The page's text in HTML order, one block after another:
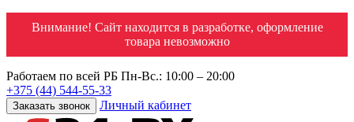
Внимание! Сайт находится в разработке, оформление
товара невозможно
Работаем по всей РБ Пн-Вс.: 10:00 – 20:00
+375 (44) 544-55-33
Заказать звонок Личный кабинет